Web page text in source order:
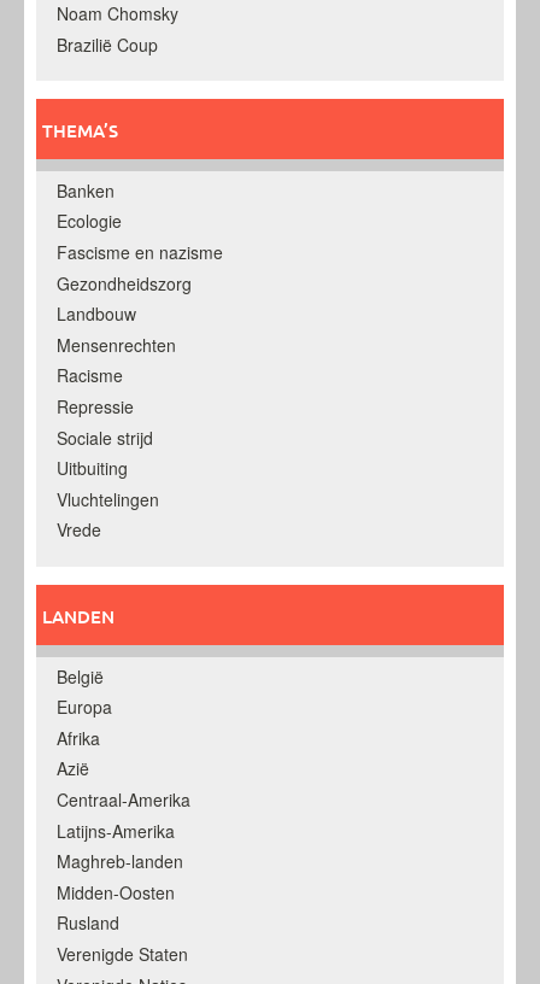
Noam Chomsky
Brazilië Coup
THEMA’S
Banken
Ecologie
Fascisme en nazisme
Gezondheidszorg
Landbouw
Mensenrechten
Racisme
Repressie
Sociale strijd
Uitbuiting
Vluchtelingen
Vrede
LANDEN
België
Europa
Afrika
Azië
Centraal-Amerika
Latijns-Amerika
Maghreb-landen
Midden-Oosten
Rusland
Verenigde Staten